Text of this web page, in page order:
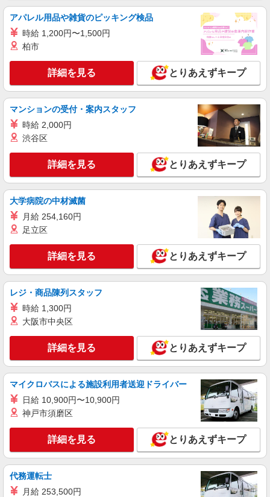
本宮市｜未経験でも大丈夫◎研修が手厚い有料
住宅の介護♪
時給1350円〜2062円 ＜日払い有/週払い有/交
キープ 詳細を見る
派遣社員
株式会社kotrio /●SD-H-2066420
向かう先は、笑顔の待つ場所！デイサービスの
時給1350円〜2062円 ＜日払い有/週払い有/交
通費全支給(ガソリン代含む)＞
福島県本宮市本宮字南町裡
キープ 詳細を見る
派遣社員
株式会社kotrio /●SD-H-2066631
本宮市◆サ高住スタッフ◆穏やかな職場×週
3〜×残業なし
時給1350円〜2062円 ＜日払い有/週払い有/交
キープ 詳細を見る
株式会社kotrio /●SD-H-1993441
本宮市⇒需要のある福祉業界で介護デビュー＊
時給1350円〜2062円 ＜日払い有/週払い有/交
通費全支給(ガソリン代含む)＞
本宮市/来社不要/面接なし/車通勤OK
詳細を見る
アパレル用品や雑貨のピッキング検品
時給 1,200円〜1,500円
柏市
詳細を見る とりあえずキープ
マンションの受付・案内スタッフ
時給 2,000円
渋谷区
詳細を見る とりあえずキープ
大学病院の中材滅菌
月給 254,160円
足立区
詳細を見る とりあえずキープ
レジ・商品陳列スタッフ
時給 1,300円
大阪市中央区
詳細を見る とりあえずキープ
マイクロバスによる施設利用者送迎ドライバー
日給 10,900円〜10,900円
神戸市須磨区
詳細を見る とりあえずキープ
代務運転士
月給 253,500円